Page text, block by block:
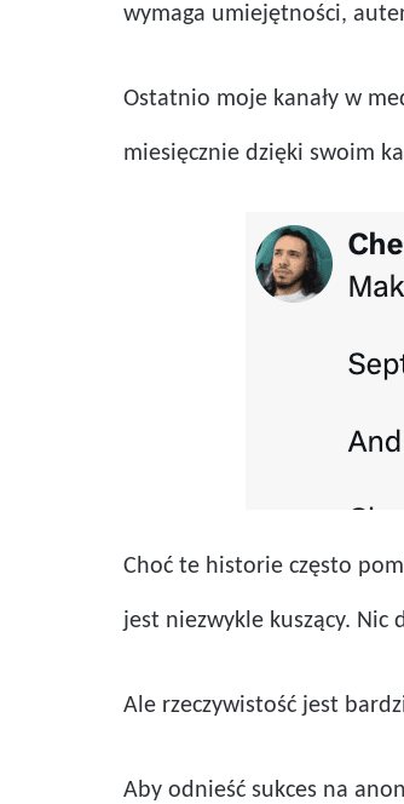
wymaga umiejętności,
Ostatnio moje kanały w
miesięcznie dzięki swoim
Choć te historie często
jest niezwykle kuszący.
Ale rzeczywistość jest
Aby odnieść sukces na